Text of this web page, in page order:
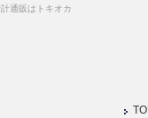
通販はトキオカ